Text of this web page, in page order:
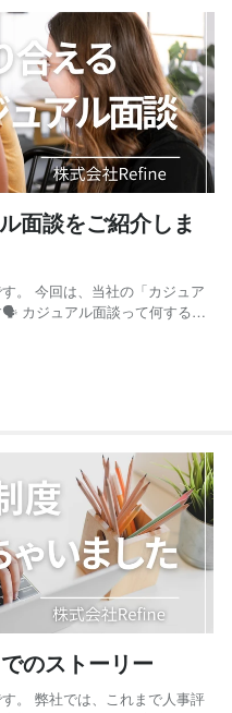
面談をご紹介しま
。 今回は、当社の「カジュア
る
社概要から働くメンバーの雰
ししています。 カジュ...
のストーリー
。 弊社では、これまで人事評